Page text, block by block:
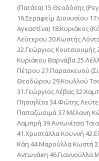
(Πατάτα) 15.Θεοδόσης
16.Σεραφείμ Διονυσίου
Αγκαστίνα) 18.Κυριάκος
Λεύτερου 20.Κωστής
22.Γεώργιος Κουτσιουμής
Κυριάκου Βαρνάβα
Πέτρου 27.Παρασκευού
Θεοδώρου 29.Κουλλού
31.Γεώργιος Λέβας
Πησιηλίτα 34.Φώτης
Παπαζωσιμά 37.Μέλανη
Λαμπρή 39.Αντωνίτσα
41.Χρυστάλλα Κουννή
Κάη 44.Μαρούλλα Κωστή
Αντωνάκη 46.Γιαννούλλα